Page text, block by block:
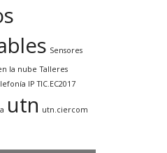
Sensores
la nube Talleres
IP TIC.EC2017
utn utn.ciercom